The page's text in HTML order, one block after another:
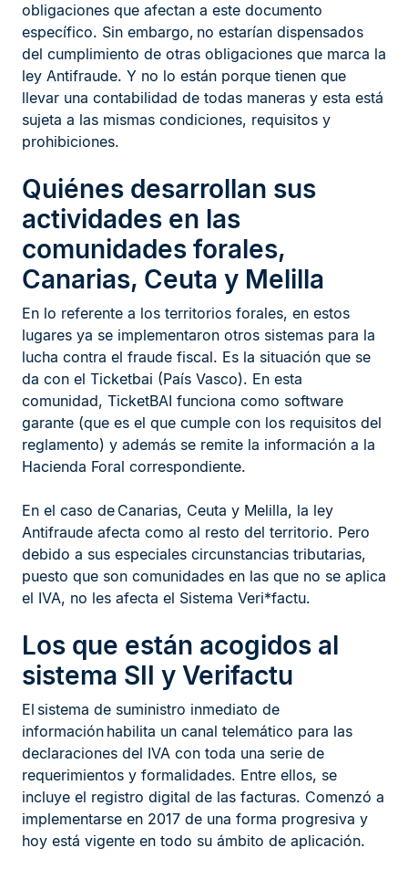
obligaciones que afectan a este documento
específico. Sin embargo, no estarían dispensados
del cumplimiento de otras obligaciones que marca la
ley Antifraude. Y no lo están porque tienen que
llevar una contabilidad de todas maneras y esta está
sujeta a las mismas condiciones, requisitos y
prohibiciones.
Quiénes desarrollan sus
actividades en las
comunidades forales,
Canarias, Ceuta y Melilla
En lo referente a los territorios forales, en estos
lugares ya se implementaron otros sistemas para la
lucha contra el fraude fiscal. Es la situación que se
da con el Ticketbai (País Vasco). En esta
comunidad, TicketBAI funciona como software
garante (que es el que cumple con los requisitos del
reglamento) y además se remite la información a la
Hacienda Foral correspondiente.
En el caso de Canarias, Ceuta y Melilla, la ley
Antifraude afecta como al resto del territorio. Pero
debido a sus especiales circunstancias tributarias,
puesto que son comunidades en las que no se aplica
el IVA, no les afecta el Sistema Veri*factu.
Los que están acogidos al
sistema SII y Verifactu
El sistema de suministro inmediato de
información habilita un canal telemático para las
declaraciones del IVA con toda una serie de
requerimientos y formalidades. Entre ellos, se
incluye el registro digital de las facturas. Comenzó a
implementarse en 2017 de una forma progresiva y
hoy está vigente en todo su ámbito de aplicación.